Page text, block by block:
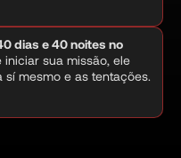
dias e 40 noites no
sua missão, ele
mesmo e as tentações.